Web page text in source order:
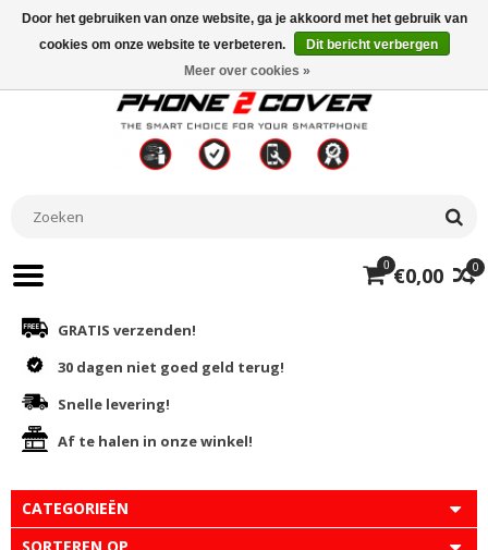
0
0 €0,00
GRATIS verzenden!
30 dagen niet goed geld terug!
Snelle levering!
Af te halen in onze winkel!
CATEGORIEËN
Door het gebruiken van onze website, ga je akkoord met het gebruik van
cookies om onze website te verbeteren.
Dit bericht verbergen
Meer over cookies »